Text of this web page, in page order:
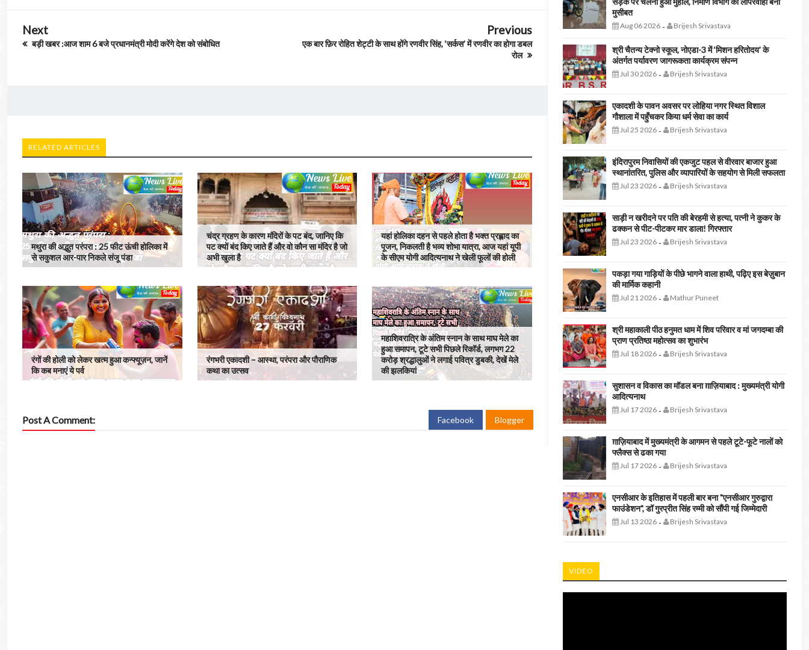
Next
बड़ी खबर :आज शाम 6 बजे प्रधानमंत्री मोदी करेंगे देश को संबोधित
Previous
एक बार फ़िर रोहित शेट्टी के साथ होंगे रणवीर सिंह, ‘सर्कस’ में रणवीर का होगा डबल
रोल
RELATED ARTICLES
मथुरा की अद्भुत परंपरा : 25 फीट ऊंची होलिका में
से सकुशल आर-पार निकले संजू पंडा
चंद्र ग्रहण के कारण मंदिरों के पट बंद, जानिए कि
पट क्यों बंद किए जाते हैं और वो कौन सा मंदिर है जो
अभी खुला है
यहां होलिका दहन से पहले होता है भक्त प्रह्लाद का
पूजन, निकलती है भव्य शोभा यात्रा, आज यहां यूपी
के सीएम योगी आदित्यनाथ ने खेली फूलों की होली
रंगों की होली को लेकर खत्म हुआ कन्फ्यूज़न, जानें
कि कब मनाएं ये पर्व
रंगभरी एकादशी – आस्था, परंपरा और पौराणिक
कथा का उत्सव
महाशिवरात्रि के अंतिम स्नान के साथ माघ मेले का
हुआ समापन, टूटे सभी पिछले रिकॉर्ड, लगभग 22
करोड़ श्रद्धालुओं ने लगाई पवित्र डुबकी, देखें मेले
की झलकियां
Post A Comment: Facebook Blogger
मुसीबत
Aug 06 2026- Brijesh Srivastava
श्री चैतन्य टेक्नो स्कूल, नोएडा-3 में ‘मिशन हरितोदय’ के
अंतर्गत पर्यावरण जागरूकता कार्यक्रम संपन्न
Jul 30 2026- Brijesh Srivastava
एकादशी के पावन अवसर पर लोहिया नगर स्थित विशाल
गौशाला में पहुँचकर किया धर्म सेवा का कार्य
Jul 25 2026- Brijesh Srivastava
इंदिरापुरम निवासियों की एकजुट पहल से वीरवार बाजार हुआ
स्थानांतरित, पुलिस और व्यापारियों के सहयोग से मिली सफलता
Jul 23 2026- Brijesh Srivastava
साड़ी न खरीदने पर पति की बेरहमी से हत्या, पत्नी ने कुकर के
ढक्कन से पीट-पीटकर मार डाला! गिरफ्तार
Jul 23 2026- Brijesh Srivastava
पकड़ा गया गाड़ियों के पीछे भागने वाला हाथी, पढ़िए इस बेज़ुबान
की मार्मिक कहानी
Jul 21 2026- Mathur Puneet
श्री महाकाली पीठ हनुमत धाम में शिव परिवार व मां जगदम्बा की
प्राण प्रतिष्ठा महोत्सव का शुभारंभ
Jul 18 2026- Brijesh Srivastava
सुशासन व विकास का मॉडल बना ग़ाज़ियाबाद : ​मुख्यमंत्री योगी
आदित्यनाथ
Jul 17 2026- Brijesh Srivastava
ग़ाज़ियाबाद में मुख्यमंत्री के आगमन से पहले टूटे-फूटे नालों को
फ्लैक्स से ढका गया
Jul 17 2026- Brijesh Srivastava
एनसीआर के इतिहास में पहली बार बना "एनसीआर गुरुद्वारा
फाउंडेशन", डॉ गुरप्रीत सिंह रम्मी को सौंपी गई जिम्मेदारी
Jul 13 2026- Brijesh Srivastava
VIDEO